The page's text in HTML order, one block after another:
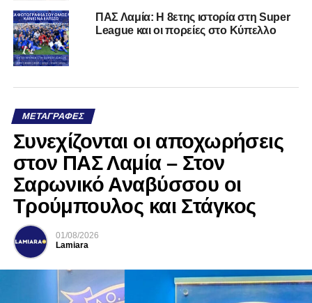
ΠΑΣ Λαμία: Η 8ετης ιστορία στη Super
League και οι πορείες στο Κύπελλο
ΜΕΤΑΓΡΑΦΈΣ
Συνεχίζονται οι αποχωρήσεις
στον ΠΑΣ Λαμία – Στον
Σαρωνικό Αναβύσσου οι
Τρούμπουλος και Στάγκος
01/08/2026
Lamiara